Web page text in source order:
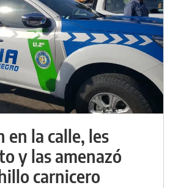
en la calle, les
y las amenazó
carnicero